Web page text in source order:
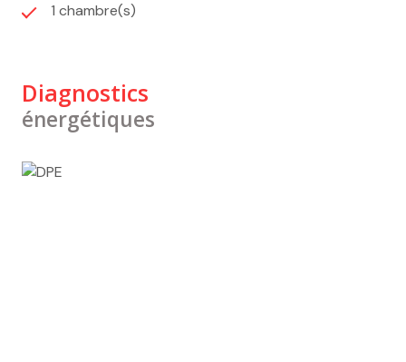
1 chambre(s)
Diagnostics
énergétiques